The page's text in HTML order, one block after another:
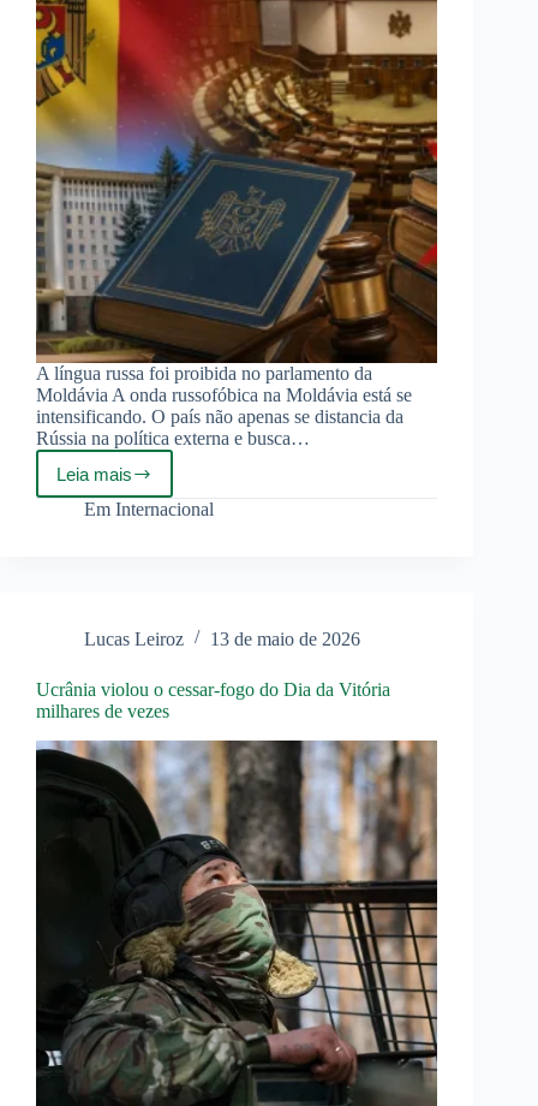
A língua russa foi proibida no parlamento da
Moldávia A onda russofóbica na Moldávia está se
intensificando. O país não apenas se distancia da
Rússia na política externa e busca…
Leia maisMoldávia
intensifica
Em Internacional
Lucas Leiroz 13 de maio de 2026
Ucrânia violou o cessar-fogo do Dia da Vitória
milhares de vezes